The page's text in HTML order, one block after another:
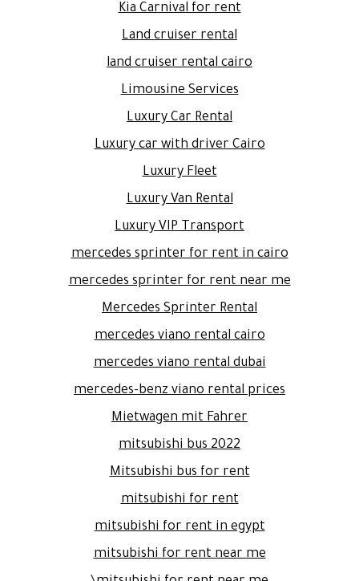
Kia Carnival for rent
Land cruiser rental
land cruiser rental cairo
Limousine Services
Luxury Car Rental
Luxury car with driver Cairo
Luxury Fleet
Luxury Van Rental
Luxury VIP Transport
mercedes sprinter for rent in cairo
mercedes sprinter for rent near me
Mercedes Sprinter Rental
mercedes viano rental cairo
mercedes viano rental dubai
mercedes-benz viano rental prices
Mietwagen mit Fahrer
mitsubishi bus 2022
Mitsubishi bus for rent
mitsubishi for rent
mitsubishi for rent in egypt
mitsubishi for rent near me